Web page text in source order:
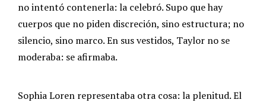
no intentó contenerla: la celebró. Supo que hay
cuerpos que no piden discreción, sino estructura; no
silencio, sino marco. En sus vestidos, Taylor no se
moderaba: se afirmaba.
Sophia Loren representaba otra cosa: la plenitud. El